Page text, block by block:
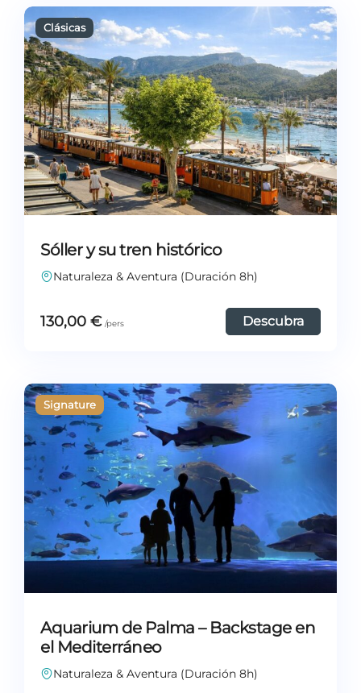
Sóller y su tren histórico
Naturaleza & Aventura (Duración 8h)
130,00 € Descubra
Aquarium de Palma – Backstage en
el Mediterráneo
Naturaleza & Aventura (Duración 8h)